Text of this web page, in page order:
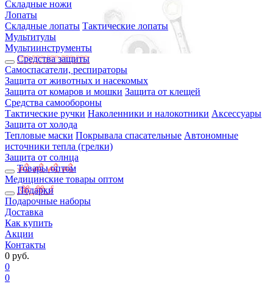
Складные ножи
Лопаты
Складные лопаты Тактические лопаты
Мультитулы
Мультиинструменты
Средства защиты
Самоспасатели, респираторы
Защита от животных и насекомых
Защита от комаров и мошки Защита от клещей
Средства самообороны
Тактические ручки Наколенники и налокотники Аксессуары
Защита от холода
Тепловые маски Покрывала спасательные Автономные
источники тепла (грелки)
Защита от солнца
Товары оптом
Медицинские товары оптом
Подарки
Подарочные наборы
Доставка
Как купить
Акции
Контакты
0 руб.
0
0